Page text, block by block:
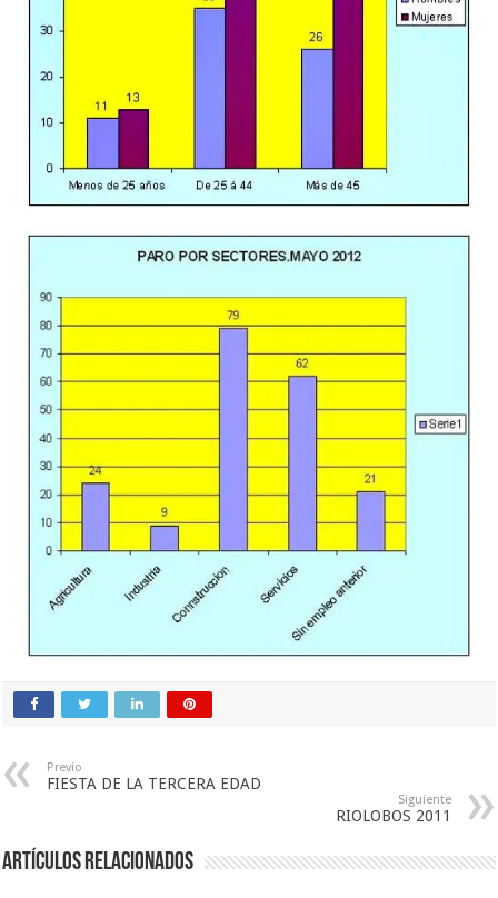
Previo
FIESTA DE LA TERCERA EDAD
Siguiente
RIOLOBOS 2011
Artículos relacionados